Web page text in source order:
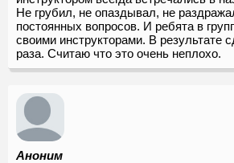
Не грубил, не опаздывал, не
постоянных вопросов. И ребята в
своими инструкторами. В результате
раза. Считаю что это очень неплохо.
Аноним